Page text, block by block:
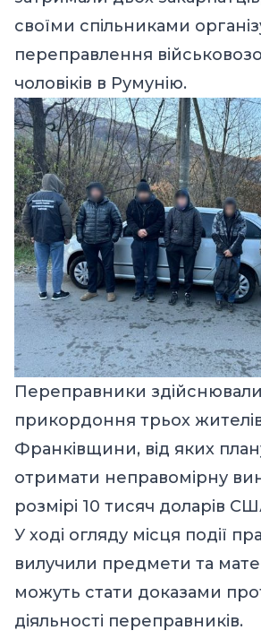
своїми спільниками
переправлення
чоловіків в Румунію.
Переправники
прикордоння трьох
Франківщини, від яких
отримати неправомірну
розмірі 10 тисяч доларів
У ході огляду місця події
вилучили предмети та
можуть стати доказами
діяльності переправників.